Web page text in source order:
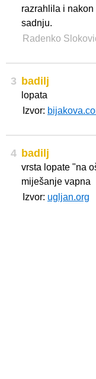
razrahlila i
sadnju.
Radenko
3 badilj
lopata
Izvor:
4 badilj
vrsta lopate "na
miješanje vapna
Izvor: ugljan.org